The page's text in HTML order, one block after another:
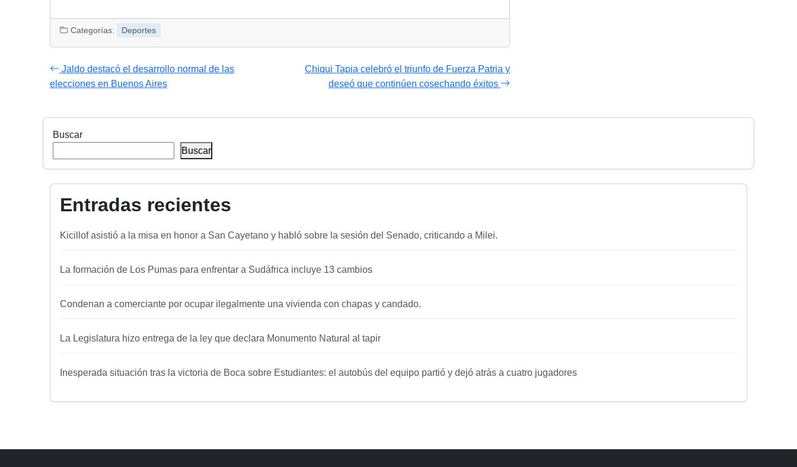
Categorías: Deportes
Jaldo destacó el desarrollo normal de las
elecciones en Buenos Aires
Chiqui Tapia celebró el triunfo de Fuerza Patria y
deseó que continúen cosechando éxitos
Buscar
Buscar
Entradas recientes
Kicillof asistió a la misa en honor a San Cayetano y habló sobre la sesión del Senado, criticando a Milei.
La formación de Los Pumas para enfrentar a Sudáfrica incluye 13 cambios
Condenan a comerciante por ocupar ilegalmente una vivienda con chapas y candado.
La Legislatura hizo entrega de la ley que declara Monumento Natural al tapir
Inesperada situación tras la victoria de Boca sobre Estudiantes: el autobús del equipo partió y dejó atrás a cuatro jugadores